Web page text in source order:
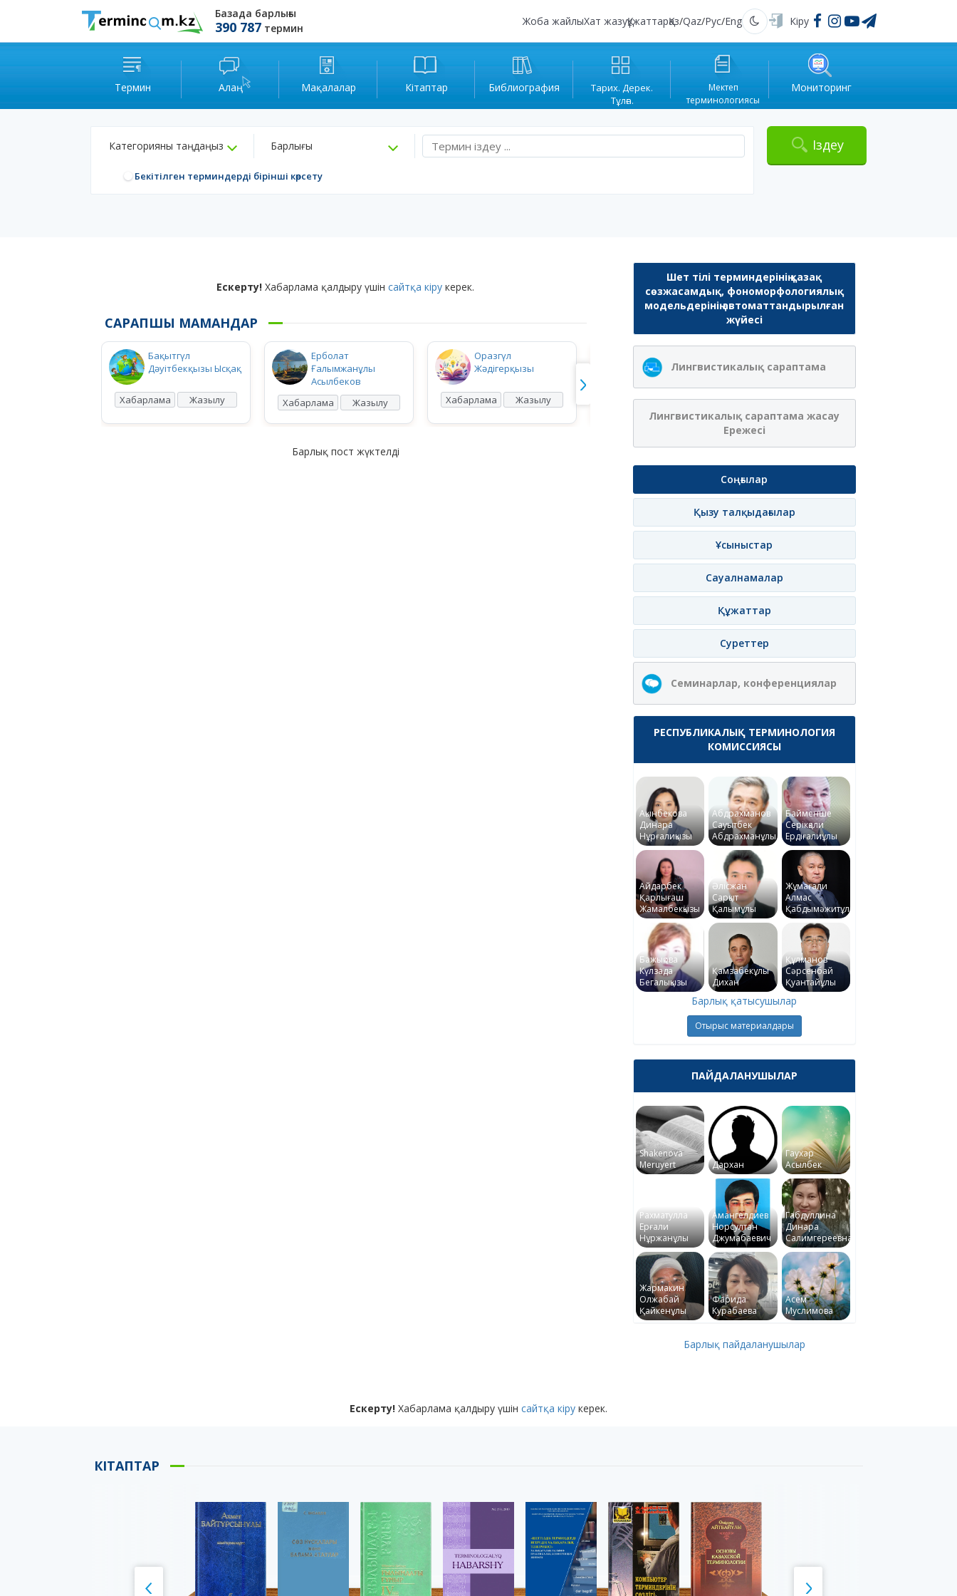
Базада барлығы
390 787 термин
Жоба жайлыХат жазуҚұжаттарҚаз/Qaz/Рус/Eng Қараңғы Кіру
Термин Алаң Мақалалар Кітаптар Библиография
Тарих. Дерек.
Тұлға.
Мектеп
терминологиясы
Мониторинг
Категорияны таңдаңыз Барлығы
Бекітілген терминдерді бірінші көрсету
Іздеу
Ескерту! Хабарлама қалдыру үшінсайтқа кіру керек.
САРАПШЫ МАМАНДАР
Бақытгүл
Дәуітбекқызы Ысқақ
Хабарлама Жазылу
Ерболат
Ғалымжанұлы
Асылбеков
Хабарлама
Жазылу
Оразгүл
Жәдігерқызы
Хабарлама Жазылу
Ақжібек
Нұрланқызы Ахмет
Хабарлама Жазылу
Итеғұлова
Хабарлама Жазылу
Барлық пост жүктелді
Шет тілі терминдерінің қазақ
сөзжасамдық, фономорфологиялық
модельдерінің автоматтандырылған
жүйесі
Лингвистикалық сараптама
Лингвистикалық сараптама жасау
Ережесі
Соңғылар
Қызу талқыдағылар
Ұсыныстар
Сауалнамалар
Құжаттар
Суреттер
Семинарлар, конференциялар
РЕСПУБЛИКАЛЫҚ ТЕРМИНОЛОГИЯ
КОМИССИЯСЫ
Ақынбекова
Динара
Нұрғалиқызы
Абдрахманов
Сауытбек
Абдрахманұлы
Байменше
Серікқали
Ердіғалиұлы
Айдарбек
Қарлығаш
Жамалбекқызы
Әлісжан
Сарқыт
Қалымұлы
Жұмағали
Алмас
Қабдымәжитұлы
Бажықова
Күлзада
Бегалықызы
Қамзабекұлы
Дихан
Құлманов
Сәрсенбай
Қуантайұлы
Барлық қатысушылар
Отырыс материалдары
ПАЙДАЛАНУШЫЛАР
Shakenova
Meruyert
Дархан
Гаухар
Асылбек
Рахматулла
Ерғали
Нұржанұлы
Амангелдиев
Норсултан
Джумабаевич
Габдуллина
Динара
Салимгереевна
Жармакин
Олжабай
Қайкенұлы
Фарида
Курабаева
Асем
Муслимова
Барлық пайдаланушылар
Ескерту! Хабарлама қалдыру үшін сайтқа кіру керек.
КІТАПТАР